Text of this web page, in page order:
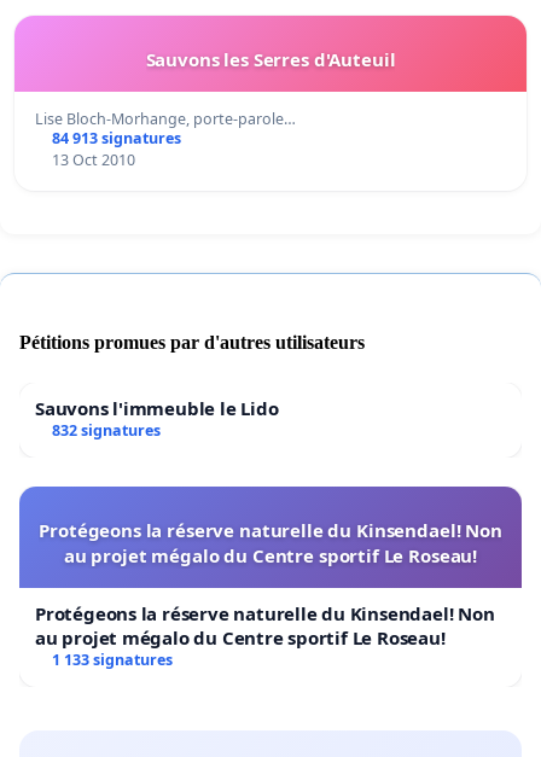
Sauvons les Serres d'Auteuil
Lise Bloch-Morhange, porte-parole…
84 913 signatures
13 Oct 2010
Pétitions promues par d'autres utilisateurs
Sauvons l'immeuble le Lido
832 signatures
Protégeons la réserve naturelle du Kinsendael! Non
au projet mégalo du Centre sportif Le Roseau!
Protégeons la réserve naturelle du Kinsendael! Non
au projet mégalo du Centre sportif Le Roseau!
1 133 signatures